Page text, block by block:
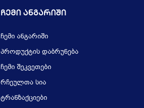
Ჩემი Ანგარიში
ჩემი ანგარიში
პროდუქტის დაბრუნება
ჩემი შეკვეთები
რჩეულთა სია
ტრანზაქციები